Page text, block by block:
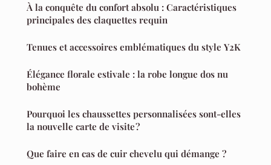
À la conquête du confort absolu : Caractéristiques
principales des claquettes requin
Tenues et accessoires emblématiques du style Y2K
Élégance florale estivale : la robe longue dos nu
bohème
Pourquoi les chaussettes personnalisées sont-elles
la nouvelle carte de visite ?
Que faire en cas de cuir chevelu qui démange ?